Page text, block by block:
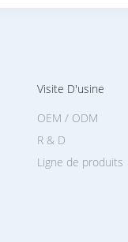
Visite D'usine
Ligne de produits
OEM / ODM
R & D